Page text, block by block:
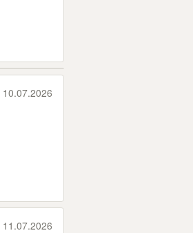
10.07.2026
11.07.2026